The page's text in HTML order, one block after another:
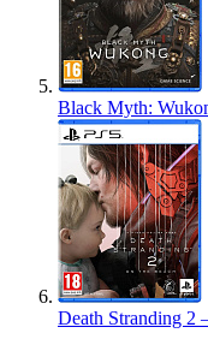
Black Myth:
Death Stranding 2